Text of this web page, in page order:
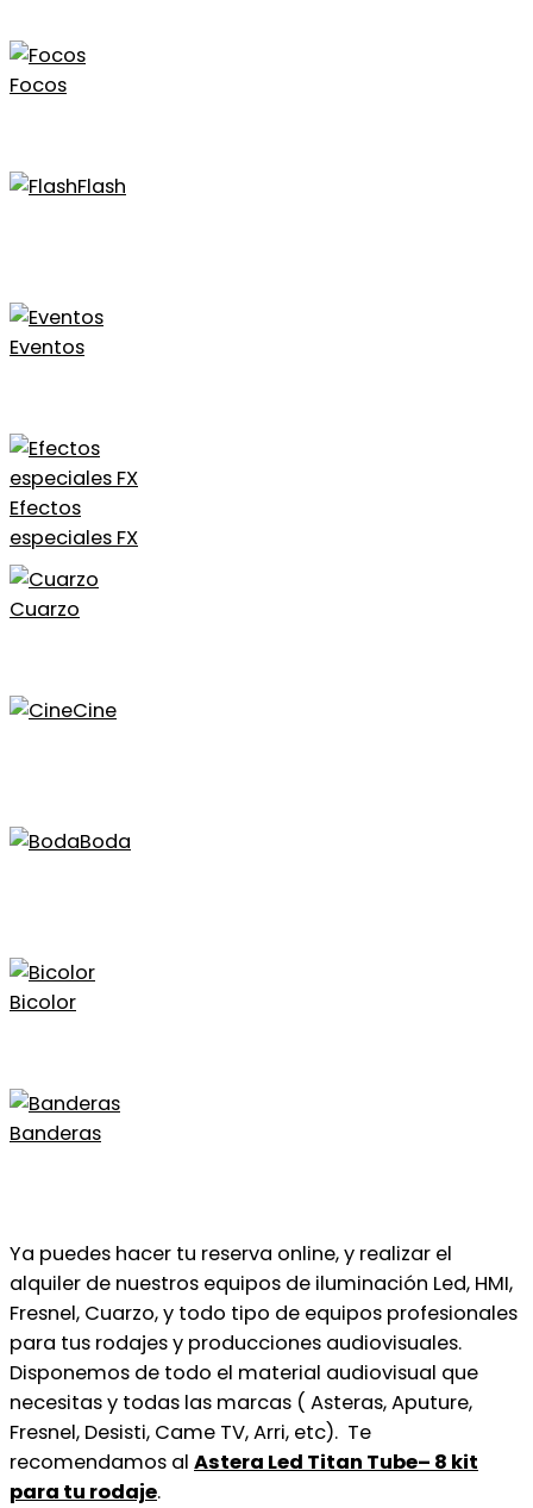
Focos
Flash
Eventos
Efectos
especiales FX
Cuarzo
Cine
Boda
Bicolor
Banderas
Ya puedes hacer tu reserva online, y realizar el
alquiler de nuestros equipos de iluminación Led, HMI,
Fresnel, Cuarzo, y todo tipo de equipos profesionales
para tus rodajes y producciones audiovisuales.
Disponemos de todo el material audiovisual que
necesitas y todas las marcas ( Asteras, Aputure,
Fresnel, Desisti, Came TV, Arri, etc). Te
recomendamos al Astera Led Titan Tube– 8 kit
para tu rodaje.